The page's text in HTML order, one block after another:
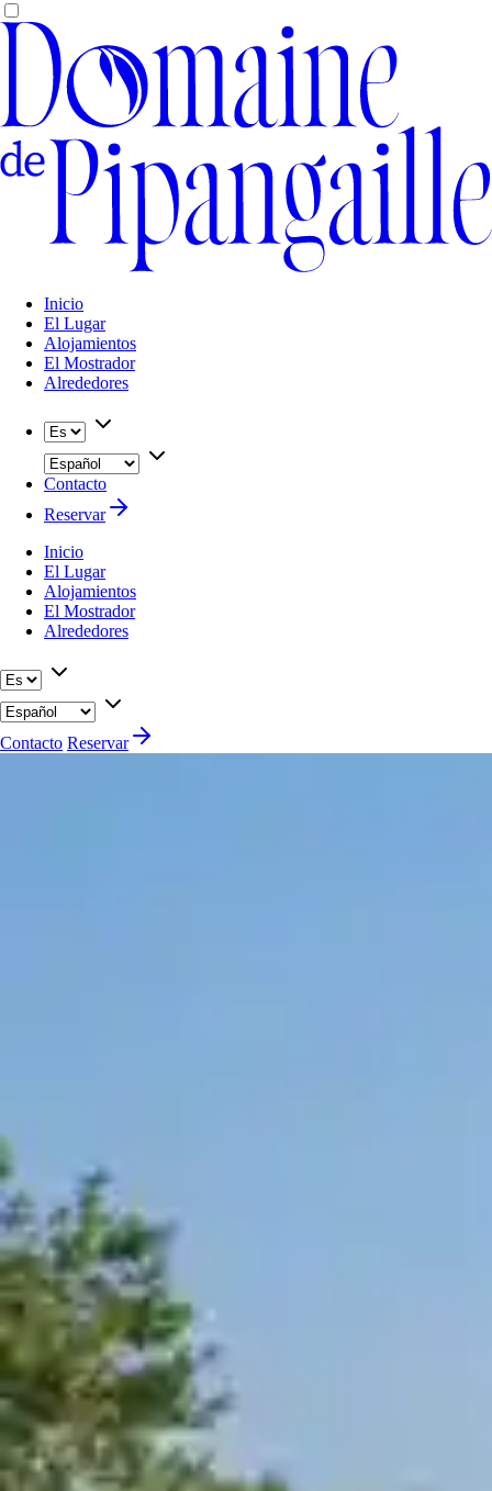
Inicio
El Lugar
Alojamientos
El Mostrador
Alrededores
Contacto
Reservar
Inicio
El Lugar
Alojamientos
El Mostrador
Alrededores
Contacto Reservar